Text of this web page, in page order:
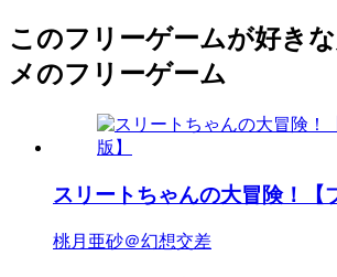
このフリーゲームが好き
メのフリーゲーム
スリートちゃんの大冒険！【
桃月亜砂＠幻想交差